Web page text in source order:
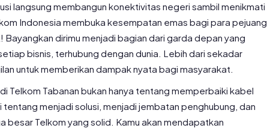
langsung membangun konektivitas negeri sambil menikmati
Indonesia membuka kesempatan emas bagi para pejuang
dirimu menjadi bagian dari garda depan yang
bisnis, terhubung dengan dunia. Lebih dari sekadar
untuk memberikan dampak nyata bagi masyarakat.
Telkom Tabanan bukan hanya tentang memperbaiki kabel
tentang menjadi solusi, menjadi jembatan penghubung, dan
besar Telkom yang solid. Kamu akan mendapatkan